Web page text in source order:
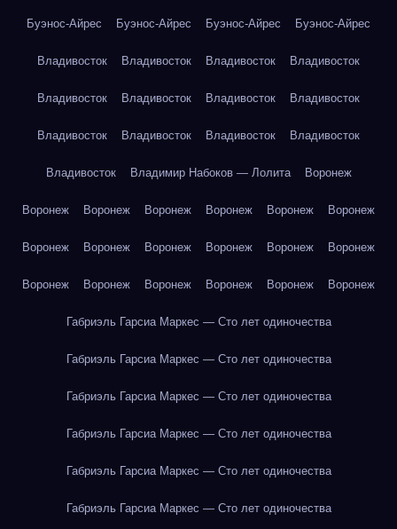
Буэнос-Айрес Буэнос-Айрес Буэнос-Айрес Буэнос-Айрес
Владивосток Владивосток Владивосток Владивосток
Владивосток Владивосток Владивосток Владивосток
Владивосток Владивосток Владивосток Владивосток
Владивосток Владимир Набоков — Лолита Воронеж
Воронеж Воронеж Воронеж Воронеж Воронеж Воронеж
Воронеж Воронеж Воронеж Воронеж Воронеж Воронеж
Воронеж Воронеж Воронеж Воронеж Воронеж Воронеж
Габриэль Гарсиа Маркес — Сто лет одиночества
Габриэль Гарсиа Маркес — Сто лет одиночества
Габриэль Гарсиа Маркес — Сто лет одиночества
Габриэль Гарсиа Маркес — Сто лет одиночества
Габриэль Гарсиа Маркес — Сто лет одиночества
Габриэль Гарсиа Маркес — Сто лет одиночества